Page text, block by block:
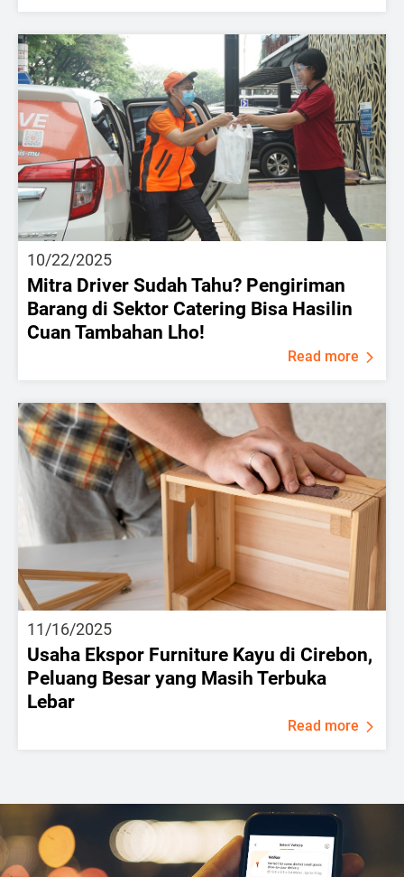
10/22/2025
Mitra Driver Sudah Tahu? Pengiriman
Barang di Sektor Catering Bisa Hasilin
Cuan Tambahan Lho!
Read more
11/16/2025
Usaha Ekspor Furniture Kayu di Cirebon,
Peluang Besar yang Masih Terbuka
Lebar
Read more